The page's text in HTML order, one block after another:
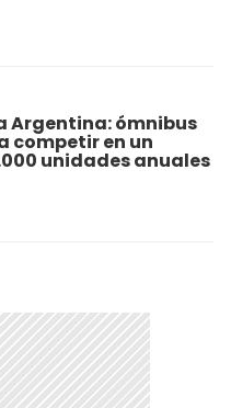
Argentina: ómnibus
competir en un
unidades anuales